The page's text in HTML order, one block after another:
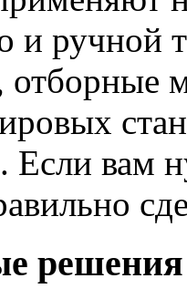
и ручной
отборные
вам
решения